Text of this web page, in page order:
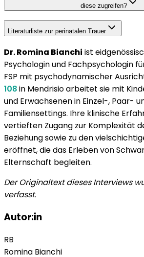
diese zugreifen?
Literaturliste zur perinatalen Trauer
Dr. Romina Bianchi ist
Psychologin und Fachpsychologin
FSP mit psychodynamischer
108in Mendrisio arbeitet sie mit
und Erwachsenen in Einzel-, Paar-
Familiensettings. Ihre klinische
vertieften Zugang zur Komplexität
Beziehung sowie zu den
eröffnet, die das Erleben von
Elternschaft begleiten.
Der Originaltext dieses Interviews
verfasst.
Autor:in
RB
Romina Bianchi